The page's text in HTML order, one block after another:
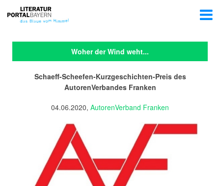
Woher der Wind weht...
Schaeff-Scheefen-Kurzgeschichten-Preis des
AutorenVerbandes Franken
04.06.2020, AutorenVerband Franken